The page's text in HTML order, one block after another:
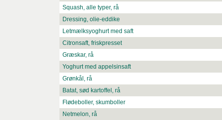
Squash, alle typer, rå
Dressing, olie-eddike
Letmælksyoghurt med saft
Citronsaft, friskpresset
Græskar, rå
Yoghurt med appelsinsaft
Grønkål, rå
Batat, sød kartoffel, rå
Flødeboller, skumboller
Netmelon, rå